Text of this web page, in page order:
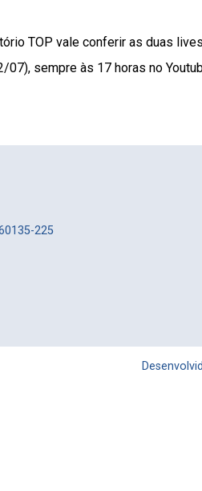
TOP vale conferir as duas
sempre às 17 horas no
225